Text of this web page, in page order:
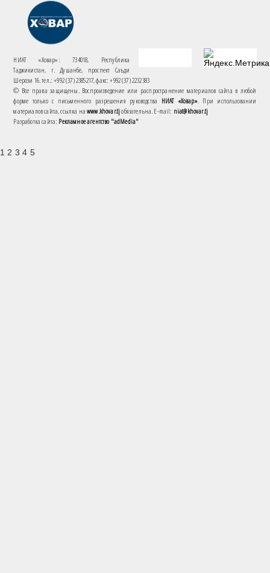
НИАТ «Ховар»: 734018, Республика
Таджикистан, г. Душанбе, проспект Саъди
Шерози 16. тел.: +992 (37) 2385217, факс: +992 (37) 2232383
© Все права защищены. Воспроизведение или распространение материалов сайта в любой
форме только с письменного разрешения руководства НИАТ «Ховар». При использовании
материалов сайта, ссылка наwww.khovar.tjобязательна. E-mail: niat@khovar.tj
Разработка сайта: Рекламное агентство "adMedia"
1 2 3 4 5